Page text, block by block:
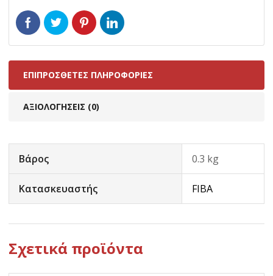
ΕΠΙΠΡΌΣΘΕΤΕΣ ΠΛΗΡΟΦΟΡΊΕΣ
ΑΞΙΟΛΟΓΉΣΕΙΣ (0)
Βάρος 0.3 kg
Κατασκευαστής FIBA
Σχετικά προϊόντα